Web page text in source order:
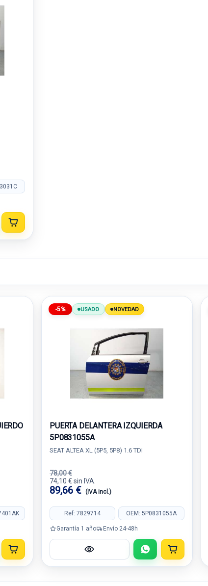
-5% USADO NOVEDAD
PUERTA DELANTERA IZQUIERDA
5P0831055A
SEAT ALTEA XL (5P5, 5P8) 1.6 TDI
78,00 €
74,10 € sin IVA.
89,66 € (IVA incl.)
Ref: 7829714 OEM: 5P0831055A
Garantía 1 año Envío 24-48h